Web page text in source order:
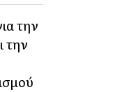
την
την